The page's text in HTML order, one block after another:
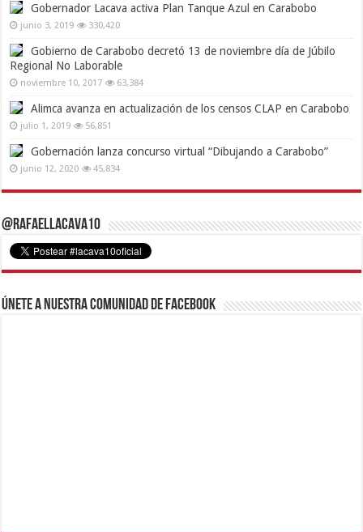
Gobernador Lacava activa Plan Tanque Azul en Carabobo
junio 3, 2019 330,420
Gobierno de Carabobo decretó 13 de noviembre día de Júbilo
Regional No Laborable
noviembre 10, 2017 63,384
Alimca avanza en actualización de los censos CLAP en Carabobo
julio 1, 2019 56,851
Gobernación lanza concurso virtual “Dibujando a Carabobo”
junio 12, 2020 45,834
@RafaelLacava10
Únete a nuestra comunidad de Facebook